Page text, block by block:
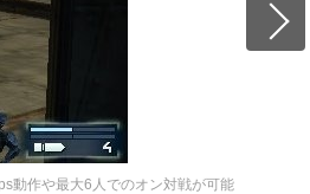
動作や最大6人でのオン対戦が可能